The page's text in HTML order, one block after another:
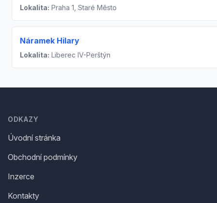
Lokalita: Praha 1, Staré Město
Náramek Hilary
Lokalita: Liberec IV-Perštýn
ODKAZY
Úvodní stránka
Obchodní podmínky
Inzerce
Kontakty